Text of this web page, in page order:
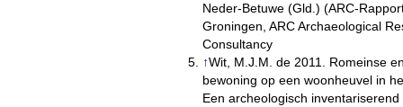
Neder-Betuwe (Gld.) (ARC-
Groningen, ARC Archaeological
Consultancy
↑Wit, M.J.M. de 2011. Romeinse
bewoning op een woonheuvel in
Een archeologisch